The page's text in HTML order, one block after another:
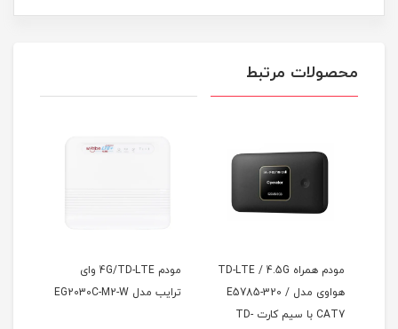
محصولات مرتبط
مودم همراه TD-LTE / 4.5G
هواوی مدل E5785-320 /
CAT7 با سیم کارت TD-
مودم 4G/TD-LTE وای
ترایب مدل EG2030C-M2-W